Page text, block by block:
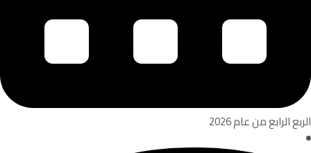
الربع الرابع من عام 2026